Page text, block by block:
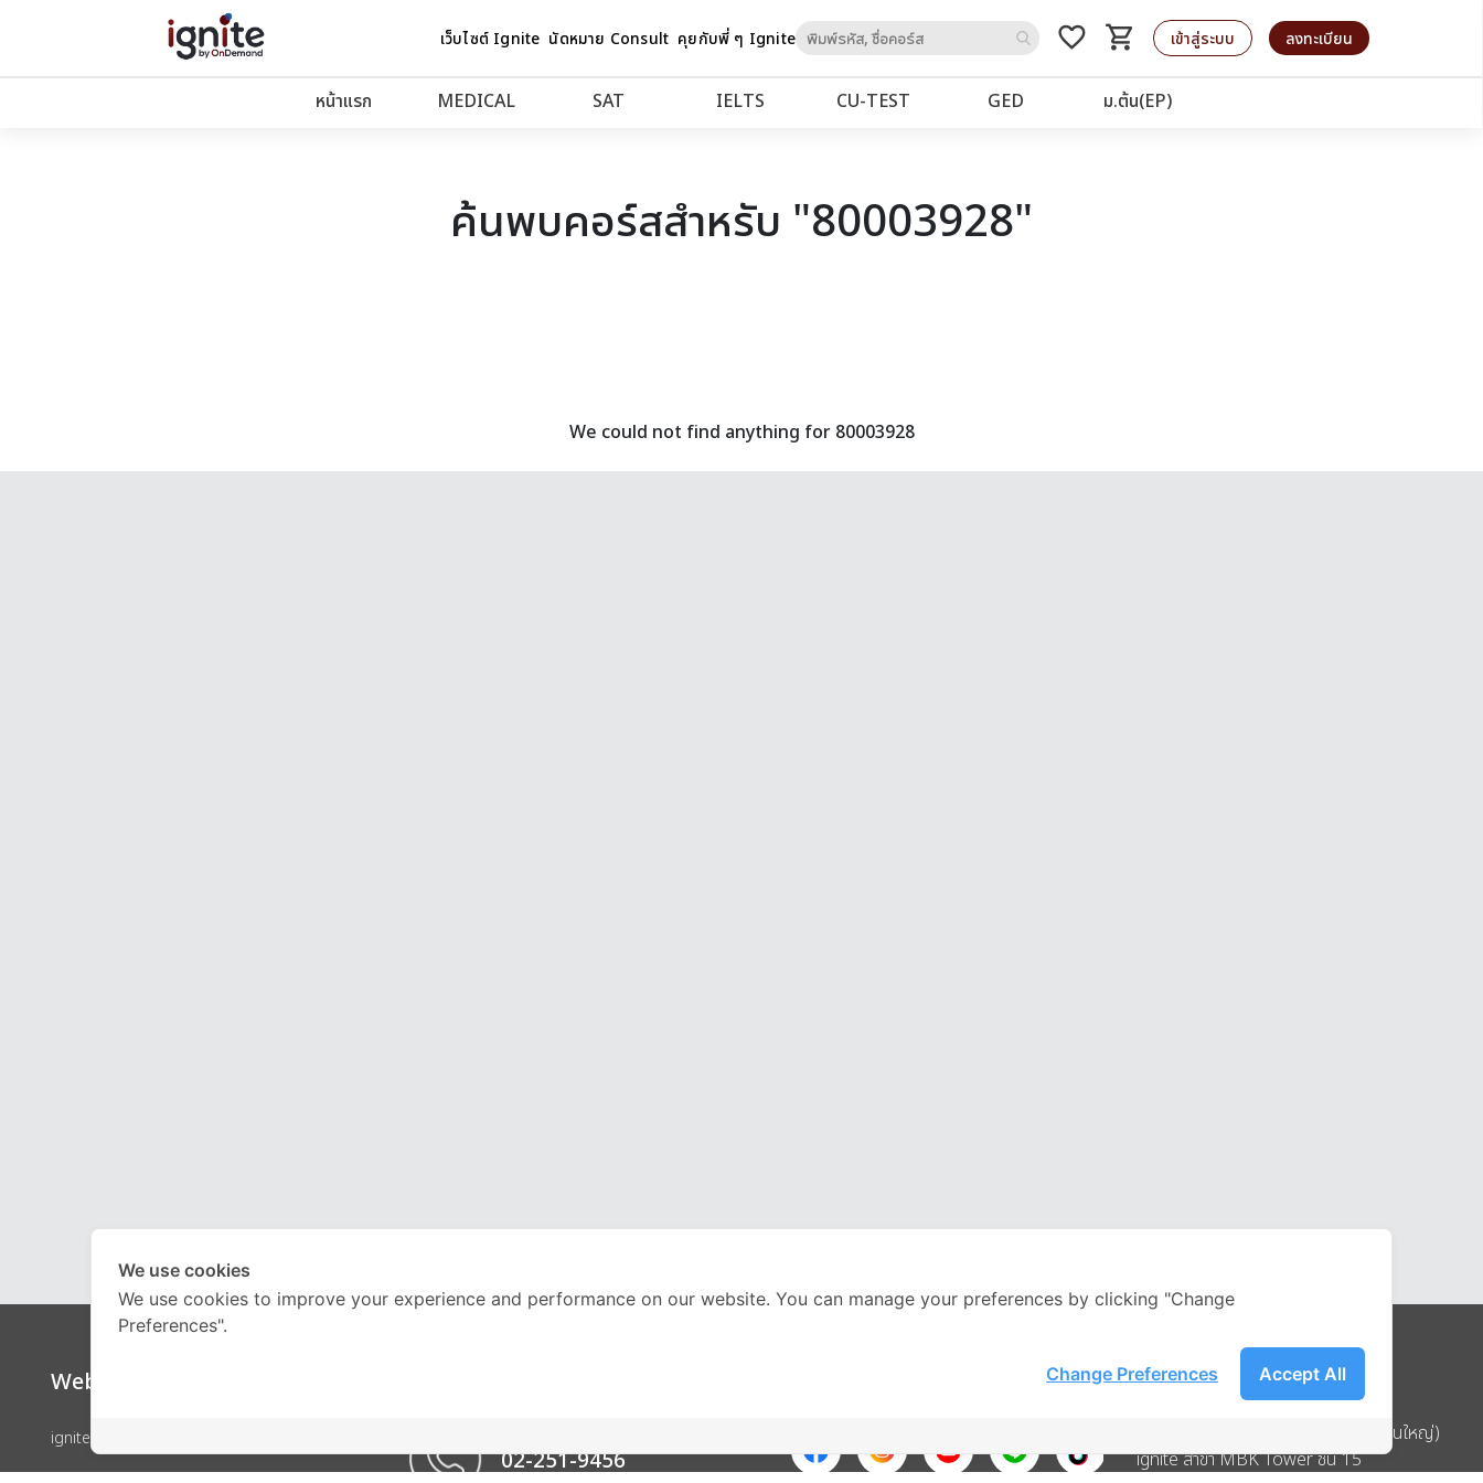
เว็บไซต์ Ignite นัดหมาย Consult คุยกับพี่ ๆ Igniteto
favorite_border shopping_cart
รถเข็น เข้าสู่ระบบ ลงทะเบียน
หน้าแรก MEDICAL SAT IELTS CU‑TEST GED ม.ต้น(EP)
ค้นพบคอร์สสำหรับ "80003928"
We could not find anything for 80003928
Website
ignite by OnDemand
02-251-9456
Address
บริษัท อิกไนท์ เอ สตาร์ จำกัด (สำนักงานใหญ่)
ignite สาขา MBK Tower ชั้น 15
We use cookies
We use cookies to improve your experience and performance on our website. You can manage your preferences by clicking "Change
Preferences".
Accept All
Change Preferences